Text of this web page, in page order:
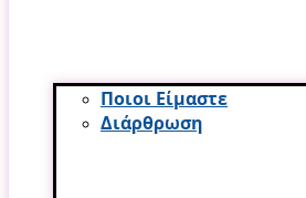
Ποιοι Είμαστε
Διάρθρωση